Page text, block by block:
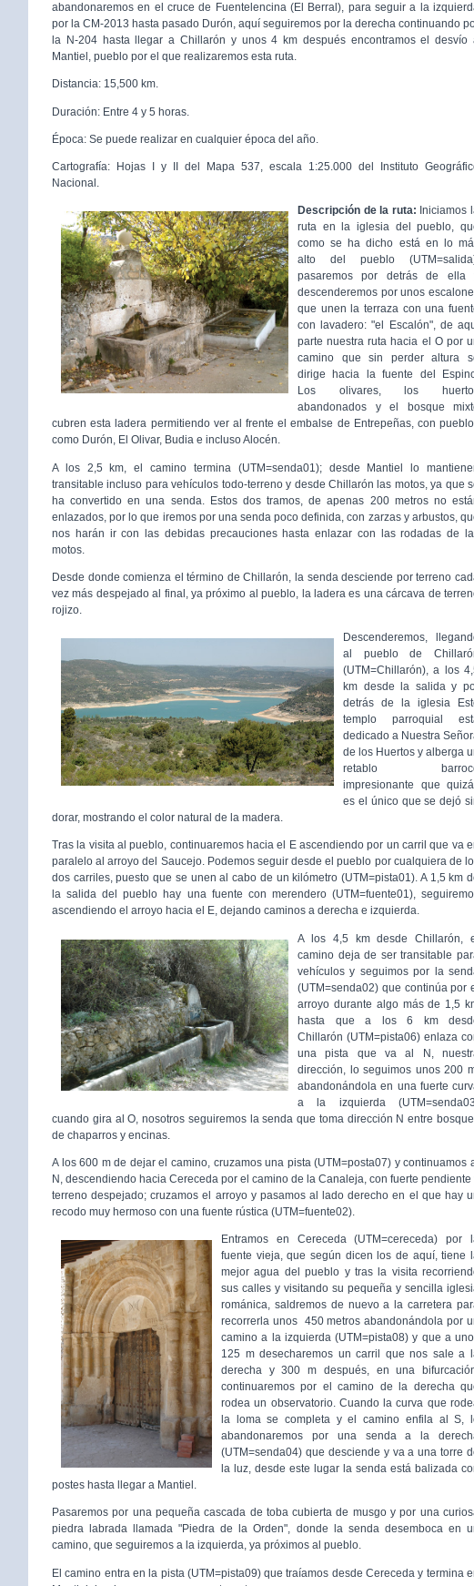
abandonaremos en el cruce de Fuentelencina (El Berral), para seguir a la
por la CM-2013 hasta pasado Durón, aquí seguiremos por la derecha continuando
la N-204 hasta llegar a Chillarón y unos 4 km después encontramos el desvío
Mantiel, pueblo por el que realizaremos esta ruta.
Distancia: 15,500 km.
Duración: Entre 4 y 5 horas.
Época: Se puede realizar en cualquier época del año.
Cartografía: Hojas I y II del Mapa 537, escala 1:25.000 del Instituto
Nacional.
Descripción de la ruta: Iniciamos
ruta en la iglesia del pueblo,
como se ha dicho está en lo
alto del pueblo
pasaremos por detrás de ella
descenderemos por unos
que unen la terraza con una
con lavadero: "el Escalón", de
parte nuestra ruta hacia el O por
camino que sin perder altura
dirige hacia la fuente del
Los olivares, los
abandonados y el bosque
cubren esta ladera permitiendo ver al frente el embalse de Entrepeñas, con
como Durón, El Olivar, Budia e incluso Alocén.
A los 2,5 km, el camino termina (UTM=senda01); desde Mantiel lo
transitable incluso para vehículos todo-terreno y desde Chillarón las motos, ya que
ha convertido en una senda. Estos dos tramos, de apenas 200 metros no
enlazados, por lo que iremos por una senda poco definida, con zarzas y arbustos,
nos harán ir con las debidas precauciones hasta enlazar con las rodadas de
motos.
Desde donde comienza el término de Chillarón, la senda desciende por terreno
vez más despejado al final, ya próximo al pueblo, la ladera es una cárcava de
rojizo.
Descenderemos,
al pueblo de
(UTM=Chillarón), a los
km desde la salida y
detrás de la iglesia
templo parroquial
dedicado a Nuestra
de los Huertos y alberga
retablo
impresionante que
es el único que se dejó
dorar, mostrando el color natural de la madera.
Tras la visita al pueblo, continuaremos hacia el E ascendiendo por un carril que va
paralelo al arroyo del Saucejo. Podemos seguir desde el pueblo por cualquiera de
dos carriles, puesto que se unen al cabo de un kilómetro (UTM=pista01). A 1,5 km
la salida del pueblo hay una fuente con merendero (UTM=fuente01),
ascendiendo el arroyo hacia el E, dejando caminos a derecha e izquierda.
A los 4,5 km desde Chillarón,
camino deja de ser transitable
vehículos y seguimos por la
(UTM=senda02) que continúa por
arroyo durante algo más de 1,5
hasta que a los 6 km
Chillarón (UTM=pista06) enlaza
una pista que va al N,
dirección, lo seguimos unos 200
abandonándola en una fuerte
a la izquierda
cuando gira al O, nosotros seguiremos la senda que toma dirección N entre
de chaparros y encinas.
A los 600 m de dejar el camino, cruzamos una pista (UTM=posta07) y continuamos
N, descendiendo hacia Cereceda por el camino de la Canaleja, con fuerte pendiente
terreno despejado; cruzamos el arroyo y pasamos al lado derecho en el que hay
recodo muy hermoso con una fuente rústica (UTM=fuente02).
Entramos en Cereceda (UTM=cereceda) por
fuente vieja, que según dicen los de aquí, tiene
mejor agua del pueblo y tras la visita
sus calles y visitando su pequeña y sencilla
románica, saldremos de nuevo a la carretera
recorrerla unos 450 metros abandonándola por
camino a la izquierda (UTM=pista08) y que a
125 m desecharemos un carril que nos sale a
derecha y 300 m después, en una
continuaremos por el camino de la derecha
rodea un observatorio. Cuando la curva que
la loma se completa y el camino enfila al S,
abandonaremos por una senda a la
(UTM=senda04) que desciende y va a una torre
la luz, desde este lugar la senda está balizada
postes hasta llegar a Mantiel.
Pasaremos por una pequeña cascada de toba cubierta de musgo y por una
piedra labrada llamada "Piedra de la Orden", donde la senda desemboca en
camino, que seguiremos a la izquierda, ya próximos al pueblo.
El camino entra en la pista (UTM=pista09) que traíamos desde Cereceda y termina